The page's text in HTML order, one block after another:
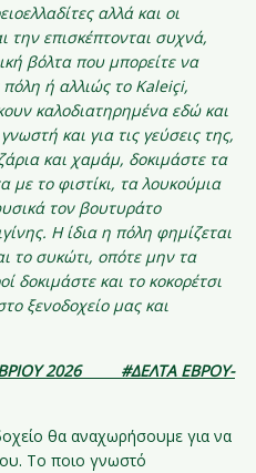
αλλά και οι
την επισκέπτονται συχνά,
βόλτα που μπορείτε να
ή αλλιώς το Kaleiçi,
καλοδιατηρημένα εδώ και
και για τις γεύσεις της,
και χαμάμ, δοκιμάστε τα
το φιστίκι, τα λουκούμια
τον βουτυράτο
Η ίδια η πόλη φημίζεται
το συκώτι, οπότε μην τα
δοκιμάστε και το κοκορέτσι
ξενοδοχείο μας και
2026 #ΔΕΛΤΑ ΕΒΡΟΥ-
θα αναχωρήσουμε για να
Το ποιο γνωστό